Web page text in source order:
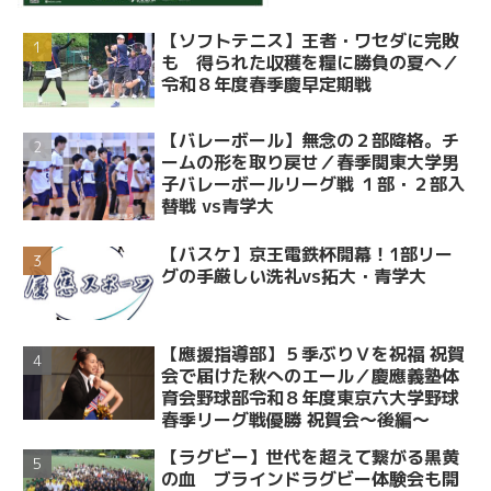
【ソフトテニス】王者・ワセダに完敗
も 得られた収穫を糧に勝負の夏へ／
令和８年度春季慶早定期戦
【バレーボール】無念の２部降格。チ
ームの形を取り戻せ／春季関東大学男
子バレーボールリーグ戦 １部・２部入
替戦 vs青学大
【バスケ】京王電鉄杯開幕！1部リー
グの手厳しい洗礼vs拓大・青学大
【應援指導部】５季ぶりＶを祝福 祝賀
会で届けた秋へのエール／慶應義塾体
育会野球部令和８年度東京六大学野球
春季リーグ戦優勝 祝賀会～後編～
【ラグビー】世代を超えて繋がる黒黄
の血 ブラインドラグビー体験会も開